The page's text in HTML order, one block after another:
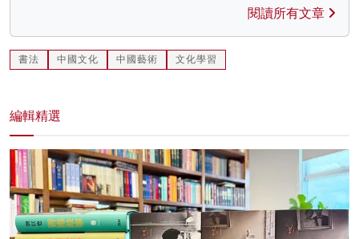
閱讀所有文章
書法 中國文化 中國藝術 文化學習
編輯精選